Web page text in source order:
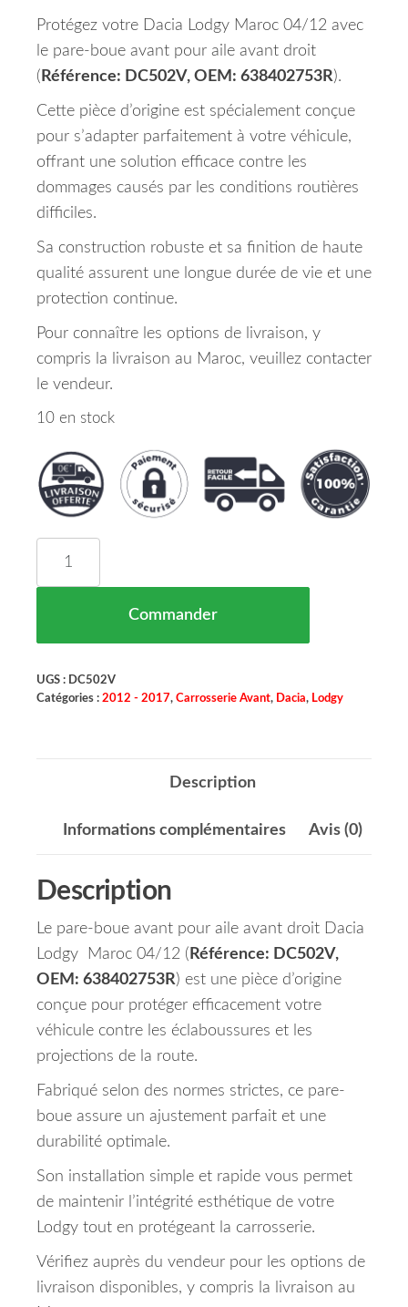
Protégez votre Dacia Lodgy Maroc 04/12 avec
le pare-boue avant pour aile avant droit
( Référence: DC502V, OEM: 638402753R).
Cette pièce d’origine est spécialement conçue
pour s’adapter parfaitement à votre véhicule,
offrant une solution efficace contre les
dommages causés par les conditions routières
difficiles.
Sa construction robuste et sa finition de haute
qualité assurent une longue durée de vie et une
protection continue.
Pour connaître les options de livraison, y
compris la livraison au Maroc, veuillez contacter
le vendeur.
10 en stock
Commander
UGS : DC502V
Catégories : 2012 - 2017, Carrosserie Avant, Dacia, Lodgy
Description
Informations complémentaires Avis (0)
Description
Le pare-boue avant pour aile avant droit Dacia
Lodgy Maroc 04/12 ( Référence: DC502V,
OEM: 638402753R) est une pièce d’origine
conçue pour protéger efficacement votre
véhicule contre les éclaboussures et les
projections de la route.
Fabriqué selon des normes strictes, ce pare-
boue assure un ajustement parfait et une
durabilité optimale.
Son installation simple et rapide vous permet
de maintenir l’intégrité esthétique de votre
Lodgy tout en protégeant la carrosserie.
Vérifiez auprès du vendeur pour les options de
livraison disponibles, y compris la livraison au